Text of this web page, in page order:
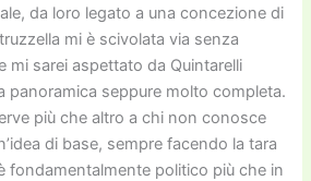
da loro legato a una concezione di
mi è scivolata via senza
mi sarei aspettato da Quintarelli
panoramica seppure molto completa.
più che altro a chi non conosce
di base, sempre facendo la tara
fondamentalmente politico più che in